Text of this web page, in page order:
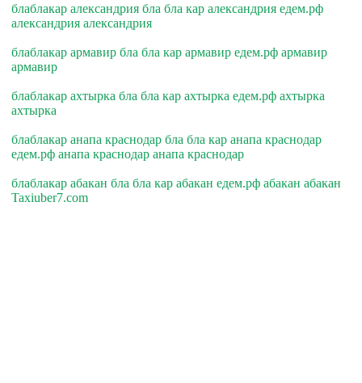
блаблакар александрия бла бла кар александрия едем.рф
александрия александрия
блаблакар армавир бла бла кар армавир едем.рф армавир
армавир
блаблакар ахтырка бла бла кар ахтырка едем.рф ахтырка
ахтырка
блаблакар анапа краснодар бла бла кар анапа краснодар
едем.рф анапа краснодар анапа краснодар
блаблакар абакан бла бла кар абакан едем.рф абакан абакан
Taxiuber7.com